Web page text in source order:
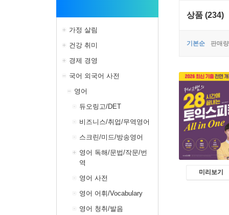
가정 살림
건강 취미
경제 경영
국어 외국어 사전
영어
듀오링고/DET
비즈니스/취업/무역영어
스크린/미드/방송영어
영어 독해/문법/작문/번
역
영어 사전
영어 어휘/Vocabulary
영어 청취/발음
상품 (234)
기본순 판매
미리보기